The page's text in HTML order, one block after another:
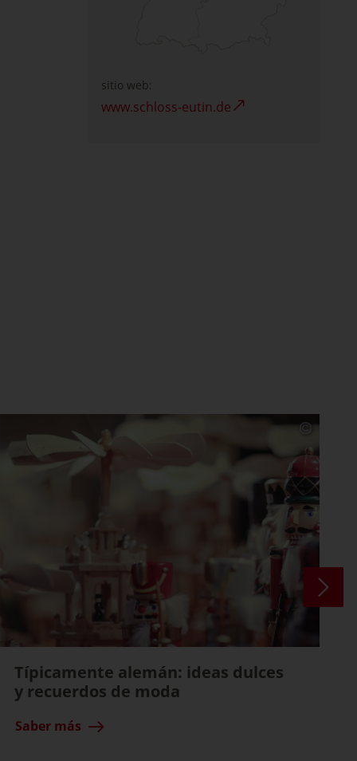
sitio web:
www.schloss-eutin.de
Típicamente alemán: ideas dulces
y recuerdos de moda
Saber más